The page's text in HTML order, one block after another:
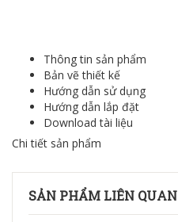
Thông tin sản phẩm
Bản vẽ thiết kế
Hướng dẫn sử dụng
Hướng dẫn lắp đặt
Download tài liệu
Chi tiết sản phẩm
SẢN PHẨM LIÊN QUAN